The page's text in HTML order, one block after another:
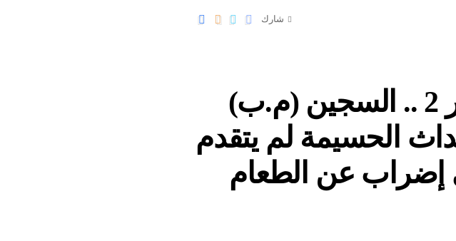
شارك
السجن المحلي الناظور 2 .. السجين (م.ب)
الحسيمة لم يتقدم
إضراب عن الطعام